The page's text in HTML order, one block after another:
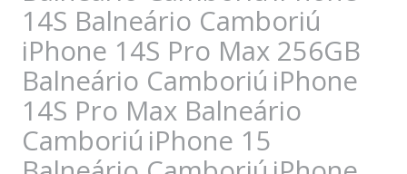
14S Balneário Camboriú
iPhone 14S Pro Max 256GB
Balneário Camboriú iPhone
14S Pro Max Balneário
Camboriú iPhone 15